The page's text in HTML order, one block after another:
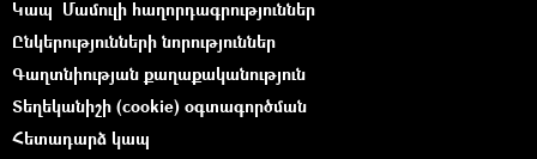
Կապ Մամուլի հաղորդագրություններ
Ընկերությունների նորություններ
Գաղտնիության քաղաքականություն
Տեղեկանիշի (cookie) օգտագործման
Հետադարձ կապ